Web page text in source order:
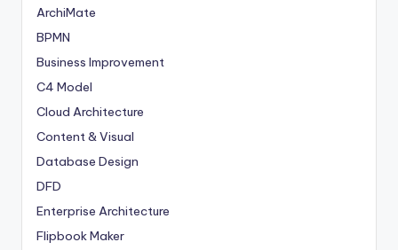
ArchiMate
BPMN
Business Improvement
C4 Model
Cloud Architecture
Content & Visual
Database Design
DFD
Enterprise Architecture
Flipbook Maker